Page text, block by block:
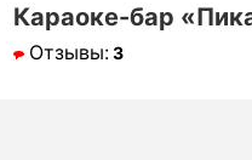
Караоке-бар
Отзывы:3